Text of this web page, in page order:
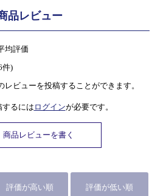
品レビュー
均評価
件)
レビューを投稿することができます。
するには ログインが必要です。
商品レビューを書く
評価が高い順 評価が低い順